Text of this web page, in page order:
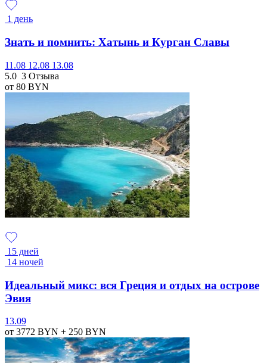
1 день
Знать и помнить: Хатынь и Курган Славы
11.08 12.08 13.08
5.0 3 Отзыва
от 80 BYN
15 дней
14 ночей
Идеальный микс: вся Греция и отдых на острове
Эвия
13.09
от 3772 BYN + 250 BYN